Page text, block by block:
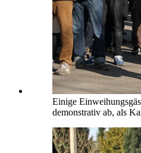
Einige
demonstrativ ab, als